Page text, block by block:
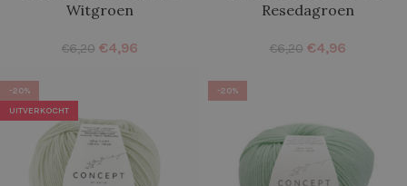
Witgroen
€6,20 €4,96
Resedagroen
€6,20 €4,96
-20%
UITVERKOCHT
-20%